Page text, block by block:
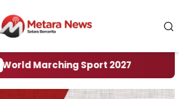
Marching Sport 2027